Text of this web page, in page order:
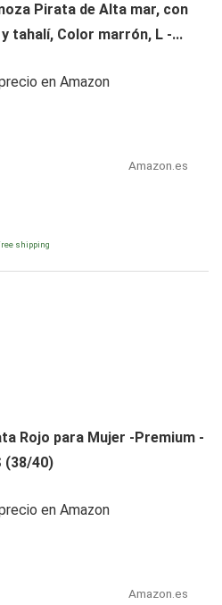
Pirata de Alta mar, con
tahalí, Color marrón, L -...
en Amazon
Amazon.es
shipping
Rojo para Mujer -Premium -
(38/40)
en Amazon
Amazon.es